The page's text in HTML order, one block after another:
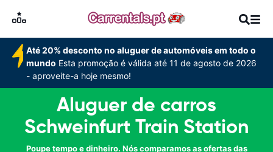
Até 20% desconto no aluguer de automóveis em todo o
mundo Esta promoção é válida até 11 de agosto de 2026
- aproveite-a hoje mesmo!
Aluguer de carros
Schweinfurt Train Station
Poupe tempo e dinheiro. Nós comparamos as ofertas das